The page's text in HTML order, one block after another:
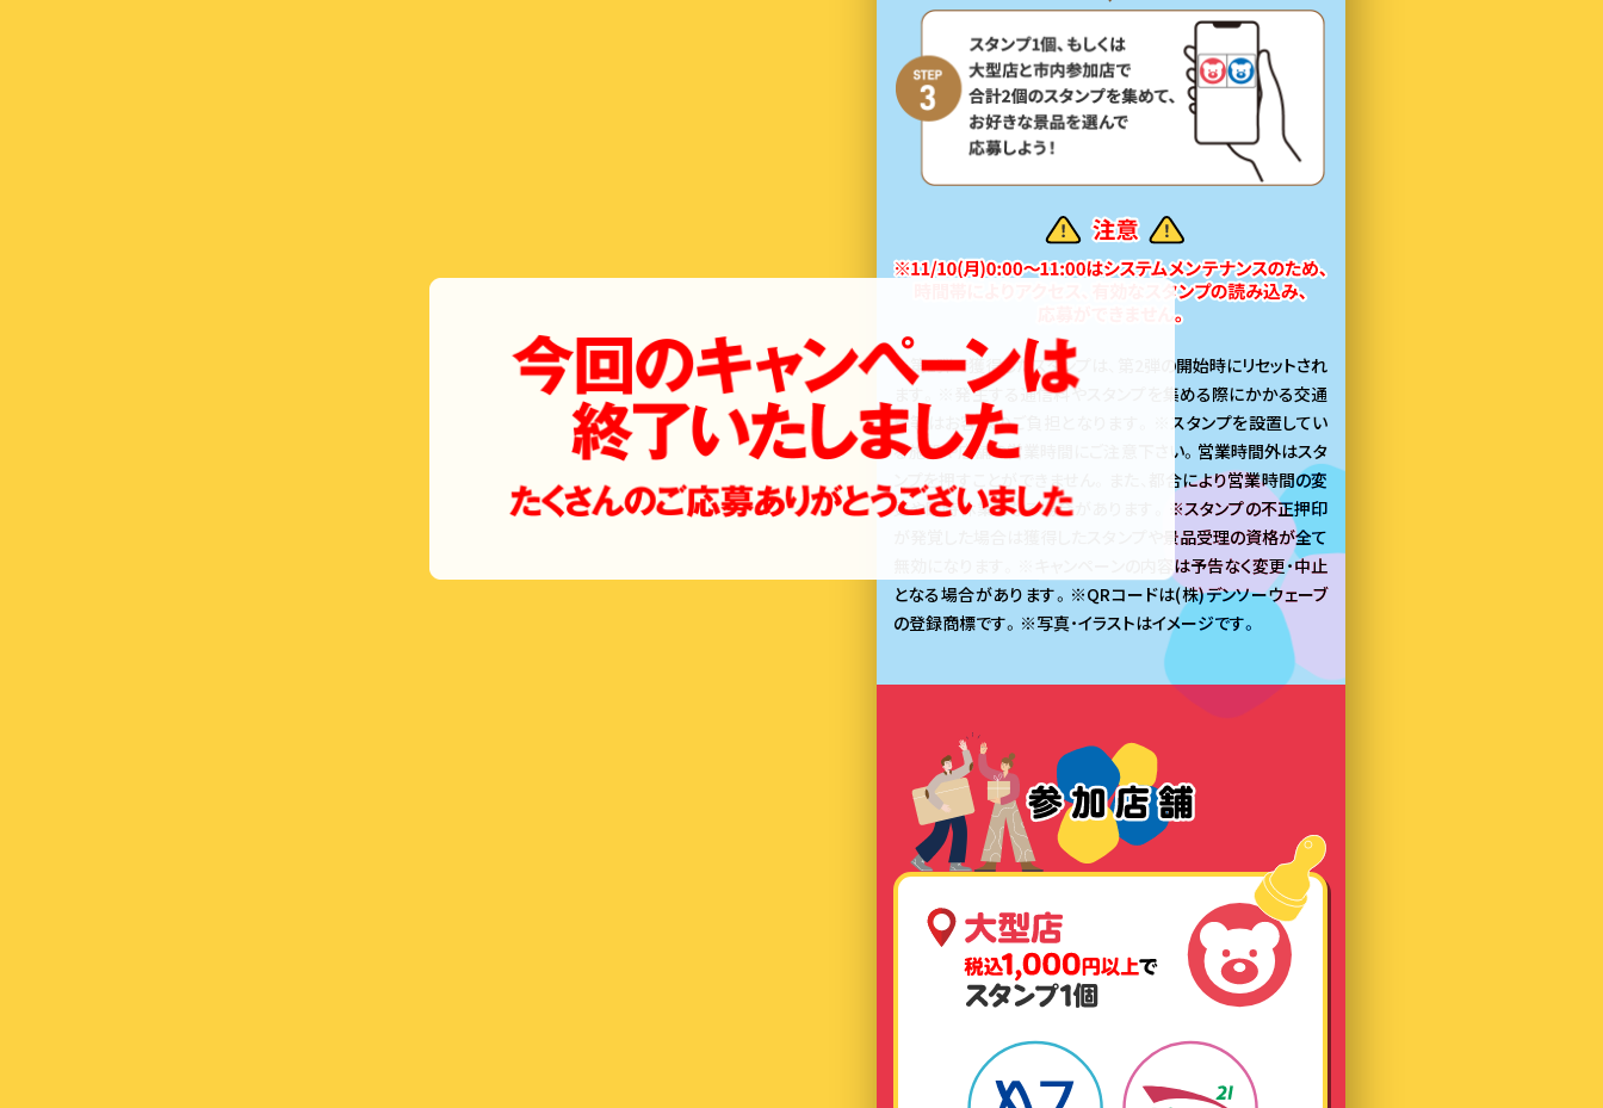
※第1弾で獲得したスタンプは、第2弾の開始時にリセットされ
ます。※発生する通信料やスタンプを集める際にかかる交通
費等はお客様のご負担となります。※スタンプを設置してい
る施設や店舗の営業時間にご注意下さい。営業時間外はスタ
ンプを押すことができません。また、都合により営業時間の変
更や臨時休業となる場合があります。※スタンプの不正押印
が発覚した場合は獲得したスタンプや景品受理の資格が全て
無効になります。※キャンペーンの内容は予告なく変更・中止
となる場合があります。※QRコードは(株)デンソーウェーブ
の登録商標です。※写真・イラストはイメージです。